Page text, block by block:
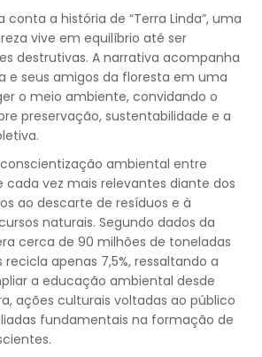
a história de “Terra Linda”, uma
vive em equilíbrio até ser
destrutivas. A narrativa acompanha
e seus amigos da floresta em uma
o meio ambiente, convidando o
preservação, sustentabilidade e a
ambiental entre
vez mais relevantes diante dos
ao descarte de resíduos e à
naturais. Segundo dados da
cerca de 90 milhões de toneladas
apenas 7,5%, ressaltando a
a educação ambiental desde
ações culturais voltadas ao público
fundamentais na formação de